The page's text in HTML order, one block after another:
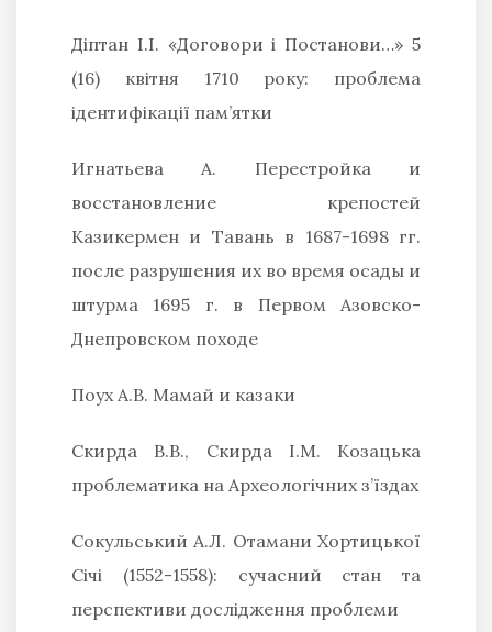
Діптан І.І. «Договори і Постанови…» 5
(16) квітня 1710 року: проблема
ідентифікації пам’ятки
Игнатьева А. Перестройка и
восстановление крепостей
Казикермен и Тавань в 1687-1698 гг.
после разрушения их во время осады и
штурма 1695 г. в Первом Азовско-
Днепровском походе
Поух А.В. Мамай и казаки
Скирда В.В., Скирда І.М. Козацька
проблематика на Археологічних з’їздах
Сокульський А.Л. Отамани Хортицької
Січі (1552-1558): сучасний стан та
перспективи дослідження проблеми